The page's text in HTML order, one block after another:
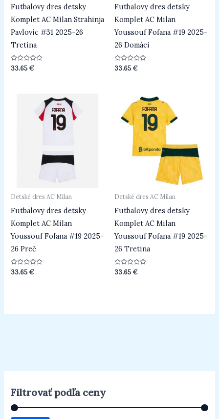
Filtrovať podľa ceny
Futbalovy dres detsky
Komplet AC Milan Strahinja
Pavlovic #31 2025-26
Tretina
Hodnotenie
33.65€
Futbalovy dres detsky
Komplet AC Milan
Youssouf Fofana #19 2025-
26 Domáci
Hodnotenie
33.65€
Detské dres AC Milan
Futbalovy dres detsky
Komplet AC Milan
Youssouf Fofana #19 2025-
26 Preč
Hodnotenie
0
33.65€
Detské dres AC Milan
Futbalovy dres detsky
Komplet AC Milan
Youssouf Fofana #19 2025-
26 Tretina
Hodnotenie
0
33.65€